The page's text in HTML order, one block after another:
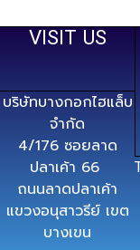
VISIT US
บริษัทบางกอกไฮแล็บ
จำกัด
4/176 ซอยลาด
ปลาเค้า 66
ถนนลาดปลาเค้า
แขวงอนุสาวรีย์ เขต
บางเขน